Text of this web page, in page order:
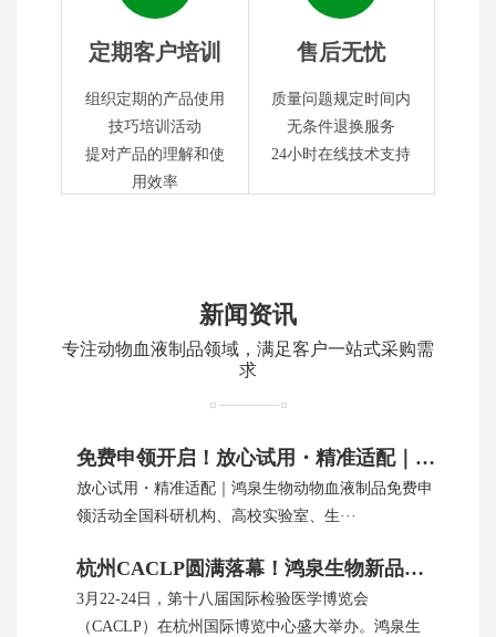
定期客户培训
组织定期的产品使用
技巧培训活动
提对产品的理解和使
用效率
售后无忧
质量问题规定时间内
无条件退换服务
24小时在线技术支持
新闻资讯
专注动物血液制品领域，满足客户一站式采购需
求
免费申领开启！放心试用・精准适配｜鸿泉生物动物血制品
放心试用・精准适配｜鸿泉生物动物血液制品免费申
领活动全国科研机构、高校实验室、生···
杭州CACLP圆满落幕！鸿泉生物新品引全球瞩目
3月22-24日，第十八届国际检验医学博览会
（CACLP）在杭州国际博览中心盛大举办。鸿泉生